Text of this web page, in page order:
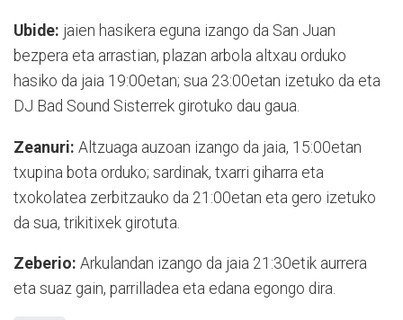
Ubide: jaien hasikera eguna izango da San Juan
bezpera eta arrastian, plazan arbola altxau orduko
hasiko da jaia 19:00etan; sua 23:00etan izetuko da eta
DJ Bad Sound Sisterrek girotuko dau gaua.
Zeanuri: Altzuaga auzoan izango da jaia, 15:00etan
txupina bota orduko; sardinak, txarri giharra eta
txokolatea zerbitzauko da 21:00etan eta gero izetuko
da sua, trikitixek girotuta.
Zeberio: Arkulandan izango da jaia 21:30etik aurrera
eta suaz gain, parrilladea eta edana egongo dira.